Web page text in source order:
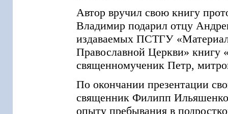
Автор вручил свою книгу
Владимир подарил отцу
издаваемых ПСТГУ
Православной Церкви»
священномученик Петр,
По окончании презентации
священник Филипп
опыту пребывания в